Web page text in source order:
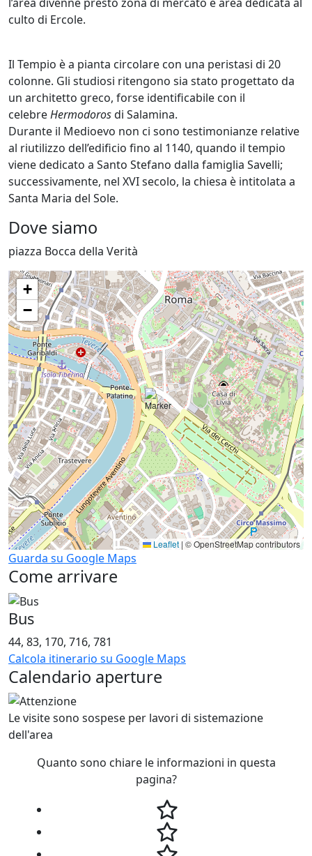
culto di Ercole.
Il Tempio è a pianta circolare con una peristasi di 20
colonne. Gli studiosi ritengono sia stato progettato da
un architetto greco, forse identificabile con il
celebreHermodorosdi Salamina.
Durante il Medioevo non ci sono testimonianze relative
al riutilizzo dell’edificio fino al 1140, quando il tempio
viene dedicato a Santo Stefano dalla famiglia Savelli;
successivamente, nel XVI secolo, la chiesa è intitolata a
Santa Maria del Sole.
Dove siamo
piazza Bocca della Verità
+
−
Leaflet | © OpenStreetMap contributors
Guarda su Google Maps
Come arrivare
Bus
44, 83, 170, 716, 781
Calcola itinerario su Google Maps
Calendario aperture
Le visite sono sospese per lavori di sistemazione
dell'area
Quanto sono chiare le informazioni in questa
pagina?